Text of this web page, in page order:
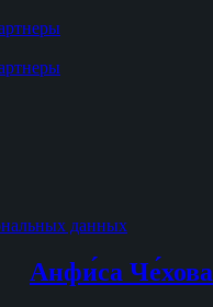
данных
Анфи́са Че́хова